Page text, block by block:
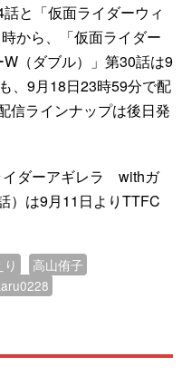
と「仮面ライダーウィ
から、「仮面ライダー
（ダブル）」第30話は9
、9月18日23時59分で配
信ラインナップは後日発
イダーアギレラ withガ
）は9月11日よりTTFC
高山侑子